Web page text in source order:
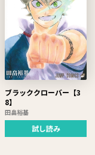
ブラッククローバー【3
8】
田畠裕基
試し読み